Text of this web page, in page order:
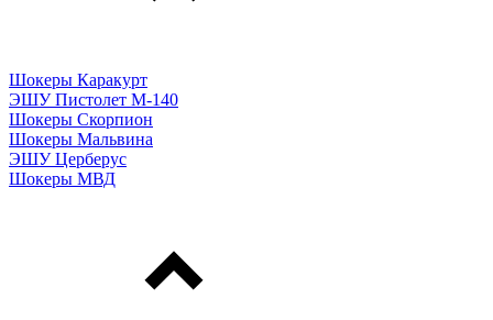
Шокеры Каракурт
ЭШУ Пистолет М-140
Шокеры Скорпион
Шокеры Мальвина
ЭШУ Церберус
Шокеры МВД